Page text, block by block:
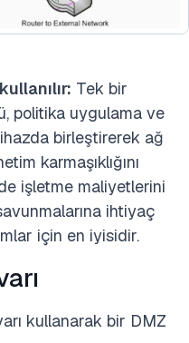
Tek bir
politika uygulama ve
birleştirerek ağ
karmaşıklığını
işletme maliyetlerini
ihtiyaç
için en iyisidir.
kullanarak bir DMZ